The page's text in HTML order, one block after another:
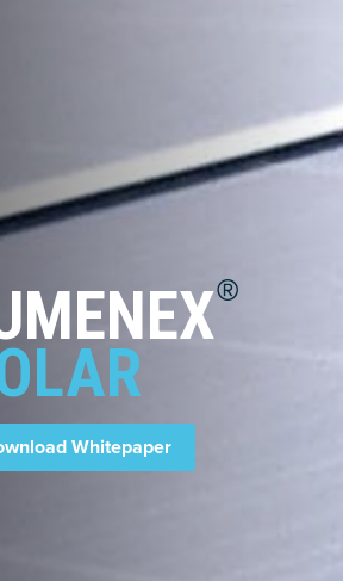
®
Whitepaper